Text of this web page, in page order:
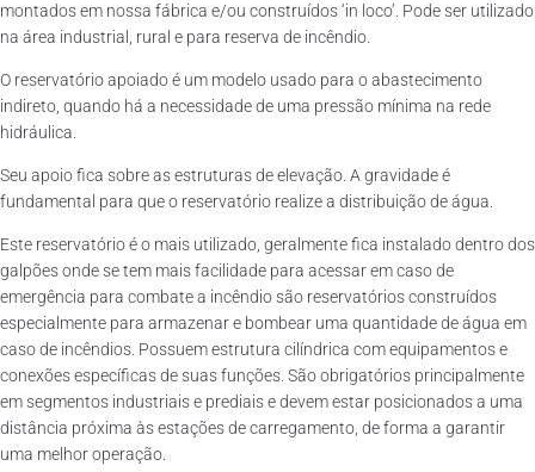
montados em nossa fábrica e/ou construídos ‘in loco’. Pode ser utilizado
na área industrial, rural e para reserva de incêndio.
O reservatório apoiado é um modelo usado para o abastecimento
indireto, quando há a necessidade de uma pressão mínima na rede
hidráulica.
Seu apoio fica sobre as estruturas de elevação. A gravidade é
fundamental para que o reservatório realize a distribuição de água.
Este reservatório é o mais utilizado, geralmente fica instalado dentro dos
galpões onde se tem mais facilidade para acessar em caso de
emergência para combate a incêndio são reservatórios construídos
especialmente para armazenar e bombear uma quantidade de água em
caso de incêndios. Possuem estrutura cilíndrica com equipamentos e
conexões específicas de suas funções. São obrigatórios principalmente
em segmentos industriais e prediais e devem estar posicionados a uma
distância próxima às estações de carregamento, de forma a garantir
uma melhor operação.